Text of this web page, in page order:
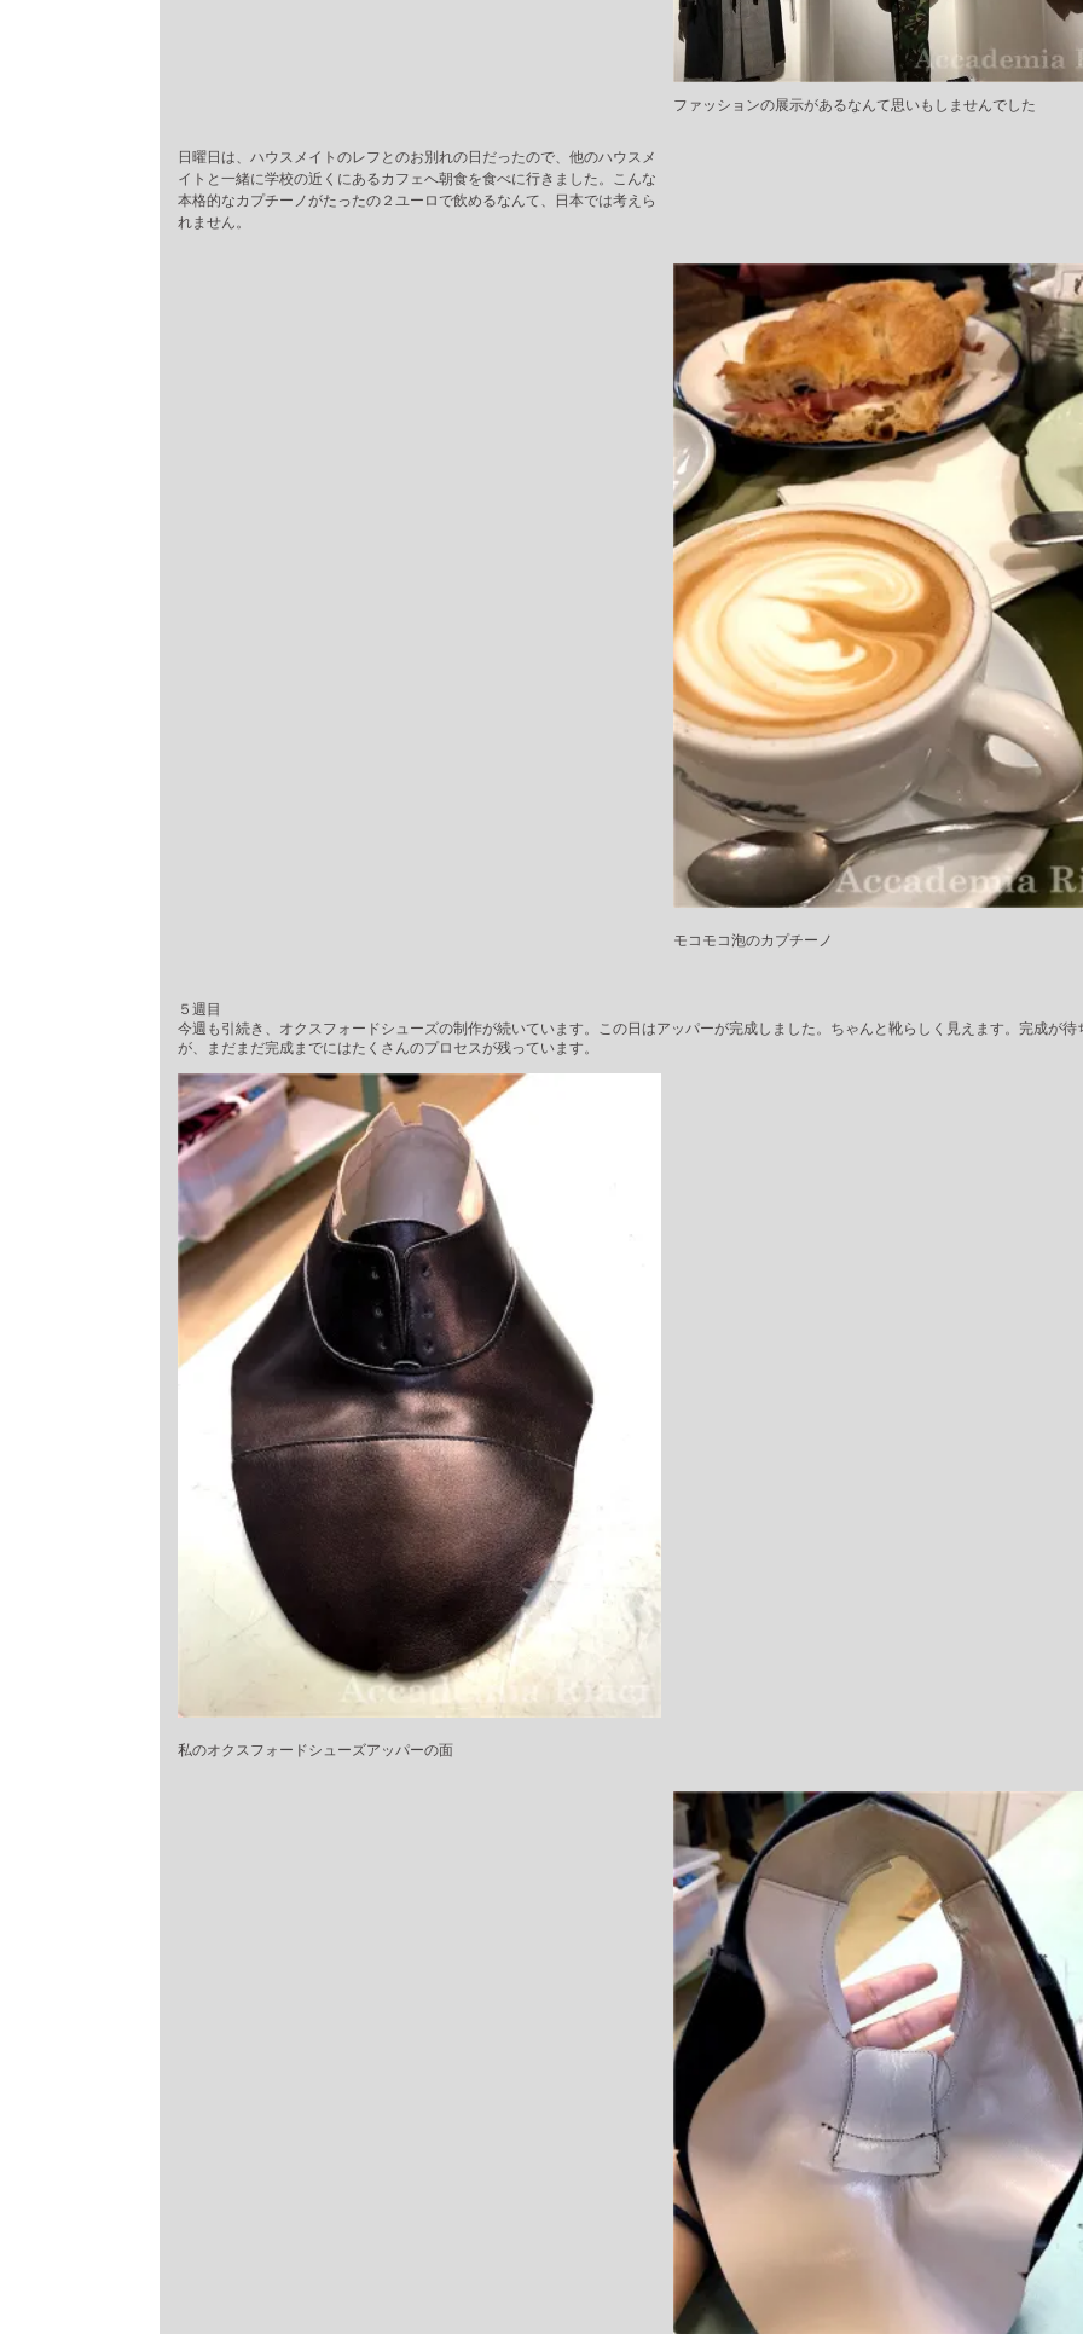
ファッションの展示があるなんて思いもしませんでした
日曜日は、ハウスメイトのレフとのお別れの日だったので、他のハウスメ
イトと一緒に学校の近くにあるカフェへ朝食を食べに行きました。こんな
本格的なカプチーノがたったの２ユーロで飲めるなんて、日本では考えら
れません。
モコモコ泡のカプチーノ
５週目
今週も引続き、オクスフォードシューズの制作が続いています。この日はアッパーが完成しました。ちゃんと靴らしく見えます。完成が待
が、まだまだ完成までにはたくさんのプロセスが残っています。
私のオクスフォードシューズアッパーの面